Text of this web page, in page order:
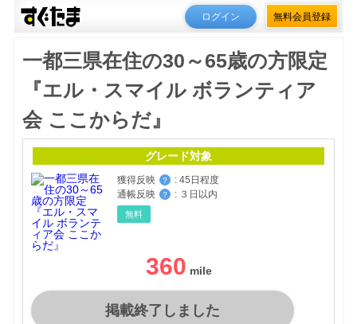
ログイン 無料会員登録
一都三県在住の30～65歳の方限定
『エル・スマイル ボランティア
会 ここからだ』
グレード対象
獲得反映 ？ : 45日程度
通帳反映
？ : ３日以内
無料
360
掲載終了しました